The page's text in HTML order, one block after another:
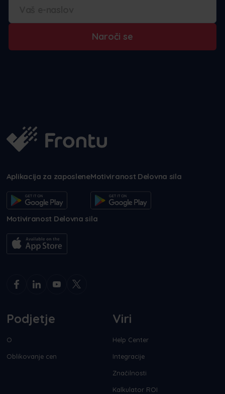
Naroči se
Aplikacija za zaposleneMotiviranost Delovna sila
Motiviranost Delovna sila
Podjetje
O
Oblikovanje cen
Viri
Help Center
Integracije
Značilnosti
Kalkulator ROI